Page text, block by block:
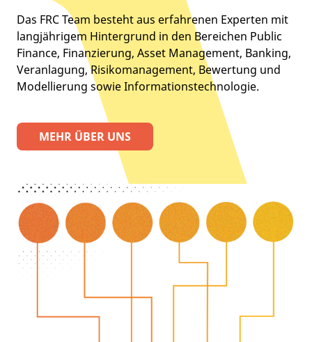
Das FRC Team besteht aus erfahrenen Experten mit
langjährigem Hintergrund in den Bereichen Public
Finance, Finanzierung, Asset Management, Banking,
Veranlagung, Risikomanagement, Bewertung und
Modellierung sowie Informationstechnologie.
MEHR ÜBER UNS